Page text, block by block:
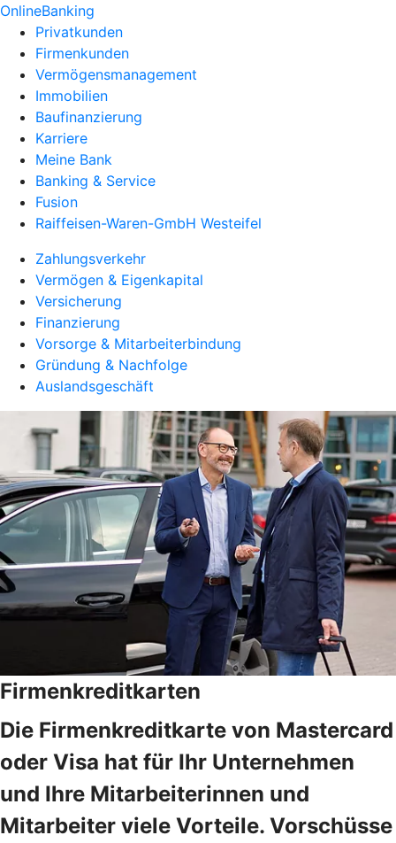
OnlineBanking
Privatkunden
Firmenkunden
Vermögensmanagement
Immobilien
Baufinanzierung
Karriere
Meine Bank
Banking & Service
Fusion
Raiffeisen-Waren-GmbH Westeifel
Zahlungsverkehr
Vermögen & Eigenkapital
Versicherung
Finanzierung
Vorsorge & Mitarbeiterbindung
Gründung & Nachfolge
Auslandsgeschäft
Firmenkreditkarten
Die Firmenkreditkarte von Mastercard
oder Visa hat für Ihr Unternehmen
und Ihre Mitarbeiterinnen und
Mitarbeiter viele Vorteile. Vorschüsse